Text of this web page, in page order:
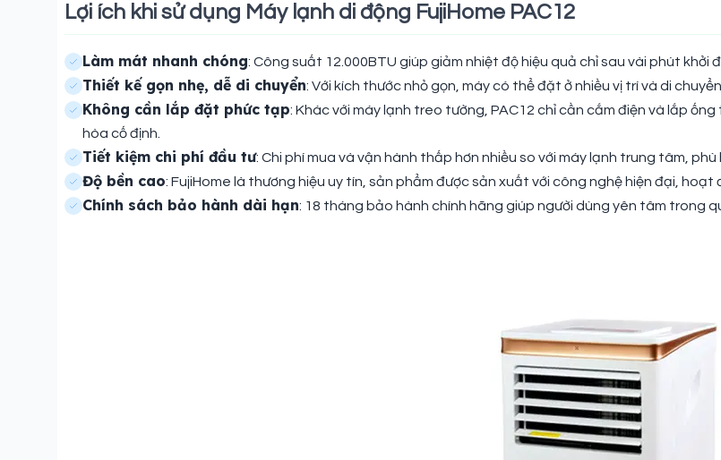
Lợi ích khi sử dụng Máy lạnh di động FujiHome PAC12
Làm mát nhanh chóng: Công suất 12.000BTU giúp giảm nhiệt độ hiệu quả chỉ sau vài phút khởi
Thiết kế gọn nhẹ, dễ di chuyển: Với kích thước nhỏ gọn, máy có thể đặt ở nhiều vị trí và di
Không cần lắp đặt phức tạp: Khác với máy lạnh treo tường, PAC12 chỉ cần cắm điện và lắp
hòa cố định.
Tiết kiệm chi phí đầu tư: Chi phí mua và vận hành thấp hơn nhiều so với máy lạnh trung tâm,
Độ bền cao: FujiHome là thương hiệu uy tín, sản phẩm được sản xuất với công nghệ hiện đại, hoạt
Chính sách bảo hành dài hạn: 18 tháng bảo hành chính hãng giúp người dùng yên tâm trong